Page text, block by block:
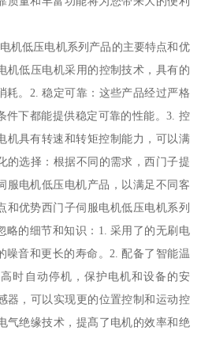
低压电机系列产品的主要特点和优
机低压电机采用的控制技术，具有的
耗。2. 稳定可靠：这些产品经过严格
件下都能提供稳定可靠的性能。3. 控
机具有转速和转矩控制能力，可以满
的选择：根据不同的需求，西门子提
服电机低压电机产品，以满足不同客
和优势西门子伺服电机低压电机系列
略的细节和知识：1. 采用了的无刷电
噪音和更长的寿命。2. 配备了智能温
时自动停机，保护电机和设备的安
器，可以实现更的位置控制和运动控
气绝缘技术，提髙了电机的效率和绝